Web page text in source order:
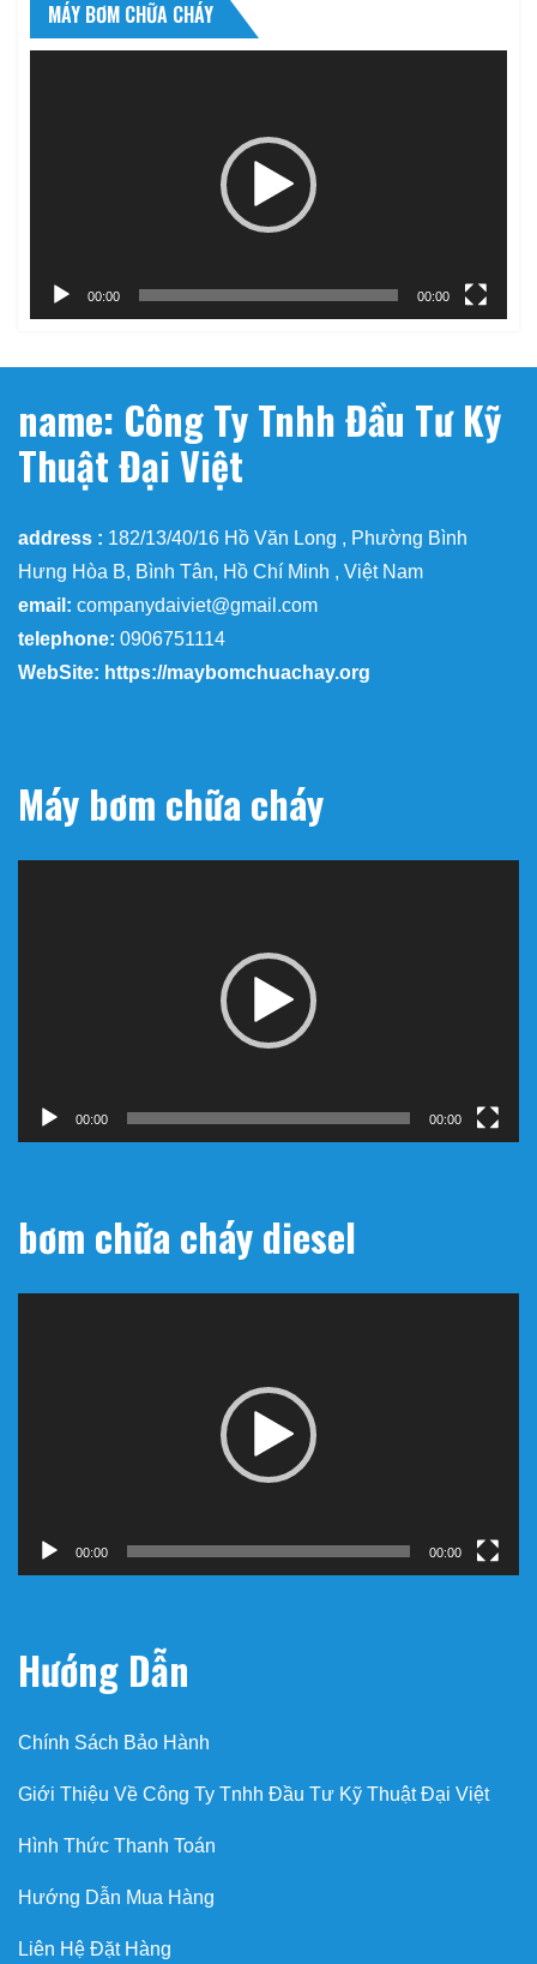
MÁY BƠM CHỮA CHÁY
00:00 00:00
name: Công Ty Tnhh Đầu Tư Kỹ
Thuật Đại Việt
address : 182/13/40/16 Hồ Văn Long , Phường Bình
Hưng Hòa B, Bình Tân, Hồ Chí Minh , Việt Nam
email: companydaiviet@gmail.com
telephone: 0906751114
WebSite: https://maybomchuachay.org
Máy bơm chữa cháy
00:00 00:00
bơm chữa cháy diesel
00:00 00:00
Hướng Dẫn
Chính Sách Bảo Hành
Giới Thiệu Về Công Ty Tnhh Đầu Tư Kỹ Thuật Đại Việt
Hình Thức Thanh Toán
Hướng Dẫn Mua Hàng
Liên Hệ Đặt Hàng